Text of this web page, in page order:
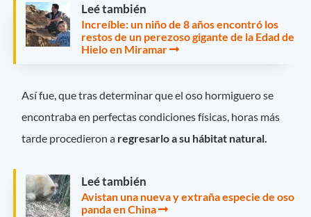
Leé también
Increíble: un niño de 8 años encontró los
restos de un perezoso gigante de la Edad de
Hielo en Miramar
Así fue, que tras determinar que el oso hormiguero se
encontraba en perfectas condiciones físicas, horas más
tarde procedieron a regresarlo a su hábitat natural.
Leé también
Avistan una nueva y extraña especie de oso
panda en China